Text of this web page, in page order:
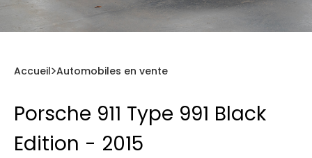
Accueil Automobiles en vente
Porsche 911 Type 991 Black
Edition - 2015